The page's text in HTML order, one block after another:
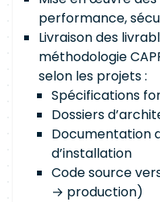
performance,
Livraison des
méthodologie
selon les projets :
Spécifications
Dossiers
Documentation
d’installation
Code source
→ production)